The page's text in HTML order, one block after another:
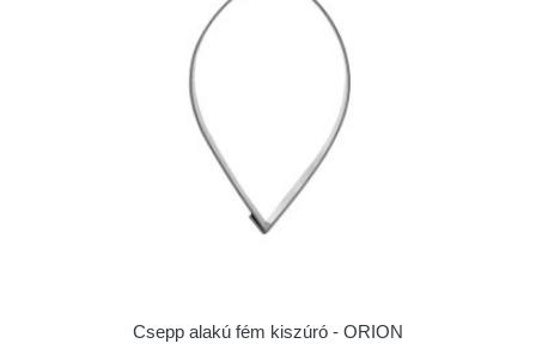
Csepp alakú fém kiszúró - ORION